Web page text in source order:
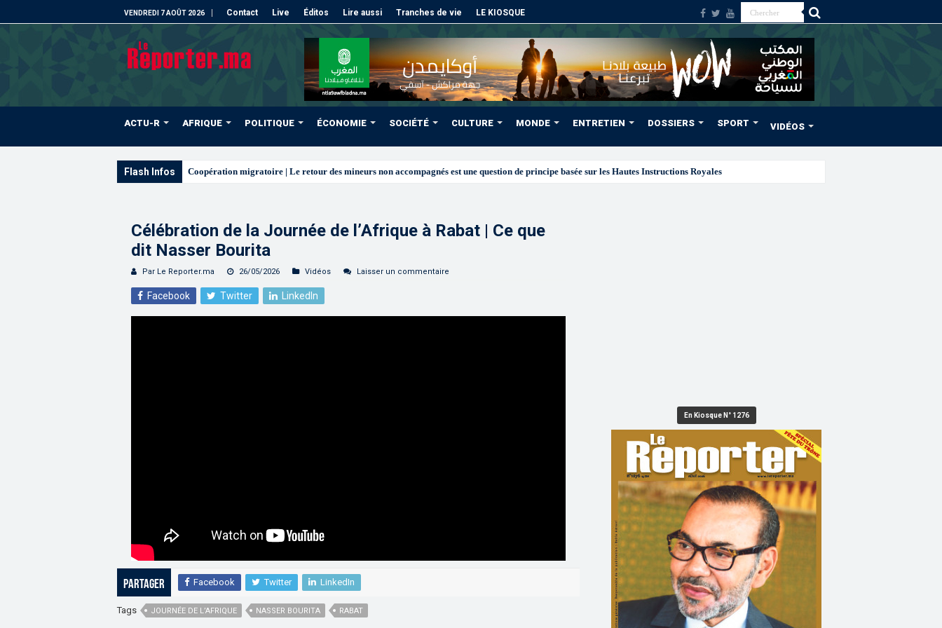
VENDREDI 7 AOÛT 2026 Contact Live Éditos Lire aussi Tranches de vie LE KIOSQUE
ACTU-R AFRIQUE POLITIQUE ÉCONOMIE SOCIÉTÉ CULTURE MONDE ENTRETIEN DOSSIERS SPORT VIDÉOS
Flash Infos L’ONMT renforce l’attractivité des ré
Célébration de la Journée de l’Afrique à Rabat | Ce que
dit Nasser Bourita
Par Le Reporter.ma 26/05/2026 Vidéos Laisser un commentaire
Facebook Twitter LinkedIn
Partager Facebook Twitter LinkedIn
Tags JOURNÉE DE L’AFRIQUE NASSER BOURITA RABAT
En Kiosque N° 1276